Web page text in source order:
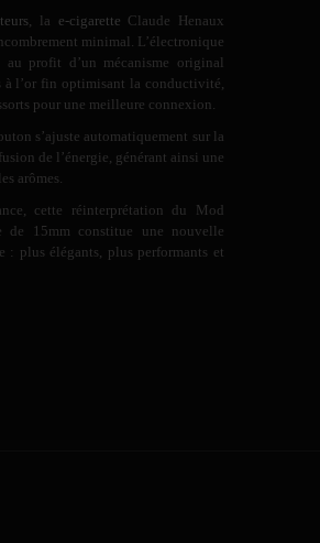
, la e-cigarette Claude Henaux
minimal. L’électronique
au profit d’un mécanisme original
à l’or fin optimisant la conductivité,
pour une meilleure connexion.
s’ajuste automatiquement sur la
de l’énergie, générant ainsi une
arômes.
cette réinterprétation du Mod
de 15mm constitue une nouvelle
: plus élégants, plus performants et